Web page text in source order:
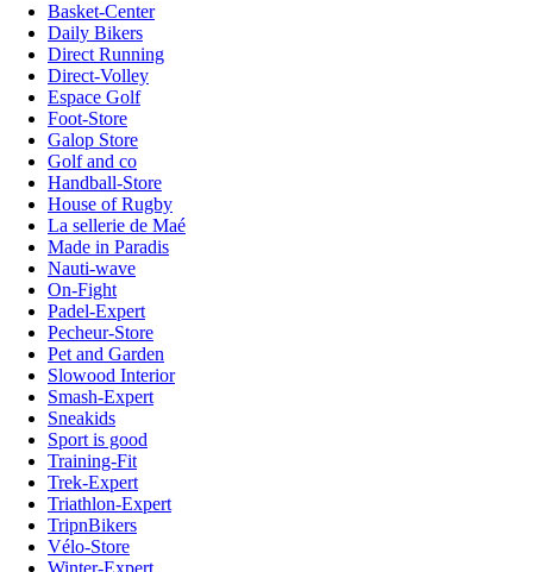
Basket-Center
Daily Bikers
Direct Running
Direct-Volley
Espace Golf
Foot-Store
Galop Store
Golf and co
Handball-Store
House of Rugby
La sellerie de Maé
Made in Paradis
Nauti-wave
On-Fight
Padel-Expert
Pecheur-Store
Pet and Garden
Slowood Interior
Smash-Expert
Sneakids
Sport is good
Training-Fit
Trek-Expert
Triathlon-Expert
TripnBikers
Vélo-Store
Winter-Expert